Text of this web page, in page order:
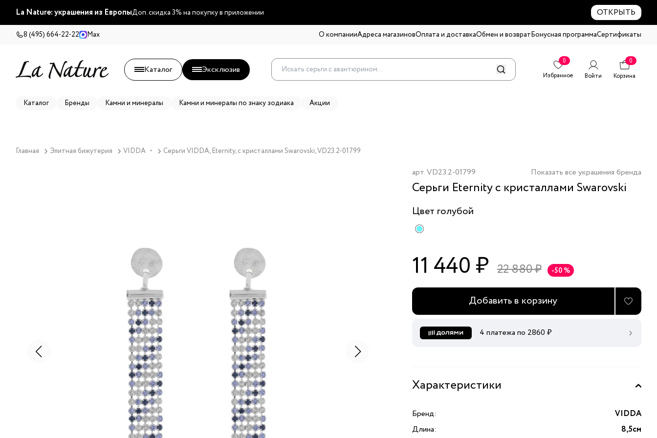
La Nature: украшения из ЕвропыДоп. скидка 3% на покупку в приложении ОТКРЫТЬ
8 (495) 664-22-22 Max О компанииАдреса магазиновОплата и доставкаОбмен и возвратБонусная программаСертификаты
Каталог Эксклюзив
0
Избранное
Войти
0
Корзина
Каталог Бренды Камни и минералы Камни и минералы по знаку зодиака Акции
Главная Элитная бижутерия VIDDA ▼ Серьги VIDDA, Eternity, с кристаллами Swarovski, VD23.2-01799
арт.VD23.2-01799 Показать все украшения бренда
Серьги Eternity с кристаллами Swarovski
Цвет голубой
11 440 ₽ 22 880 ₽ -50 %
Добавить в корзину
4 платежа по 2860 ₽
Характеристики
Бренд:
VIDDA
Длина:
8,5см